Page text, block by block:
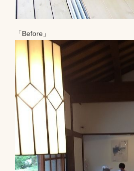
「Before」